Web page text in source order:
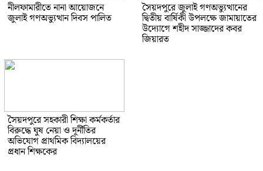
নীলফামারীতে নানা আয়োজনে
জুলাই গণঅভ্যুত্থান দিবস পালিত
সৈয়দপুরে জুলাই গণঅভ্যুত্থানের
দ্বিতীয় বার্ষিকী উপলক্ষে জামায়াতের
উদ্যোগে শহীদ সাজ্জাদের কবর
জিয়ারত
সৈয়দপুরে সহকারী শিক্ষা কর্মকর্তার
বিরুদ্ধে ঘুষ নেয়া ও দূর্নীতির
অভিযোগ প্রাথমিক বিদ্যালয়ের
প্রধান শিক্ষকের